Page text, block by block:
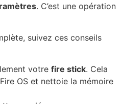
. C’est une opération
suivez ces conseils
votre fire stick. Cela
OS et nettoie la mémoire